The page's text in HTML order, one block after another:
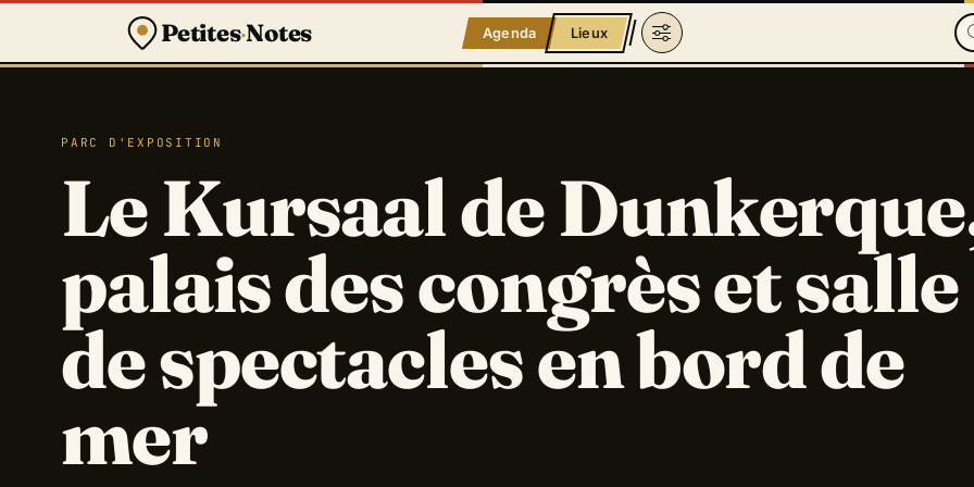
Petites·Notes Agenda Lieux
PARC D'EXPOSITION
Le Kursaal de
palais des congrès et salle
de spectacles en bord de
mer